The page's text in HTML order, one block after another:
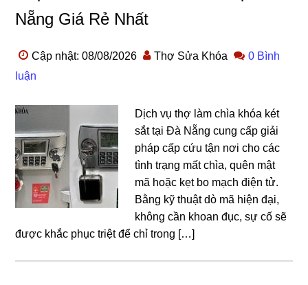
Nẵng Giá Rẻ Nhất
Cập nhật: 08/08/2026 Thợ Sửa Khóa
0 Bình
luận
Dịch vụ thợ làm chìa khóa két
sắt tại Đà Nẵng cung cấp giải
pháp cấp cứu tận nơi cho các
tình trạng mất chìa, quên mật
mã hoặc kẹt bo mạch điện tử.
Bằng kỹ thuật dò mã hiện đại,
không cần khoan đục, sự cố sẽ
được khắc phục triệt để chỉ trong […]